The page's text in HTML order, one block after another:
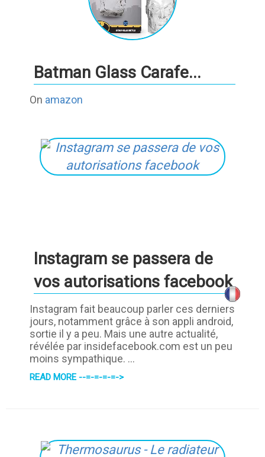
Batman Glass Carafe...
On amazon
Instagram se passera de
vos autorisations facebook
Instagram fait beaucoup parler ces derniers
jours, notamment grâce à son appli android,
sortie il y a peu. Mais une autre actualité,
révélée par insidefacebook.com est un peu
moins sympathique. ...
READ MORE --=-=-=-=->